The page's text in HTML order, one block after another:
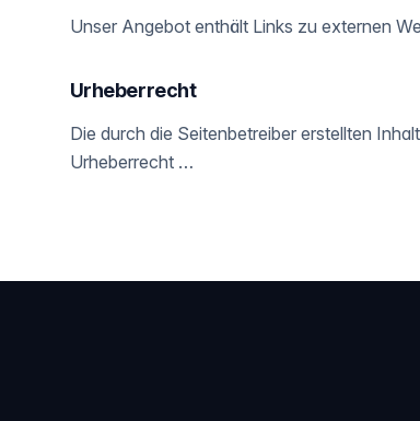
Unser Angebot enthält Links zu externen
Urheberrecht
Die durch die Seitenbetreiber erstellten
Urheberrecht …